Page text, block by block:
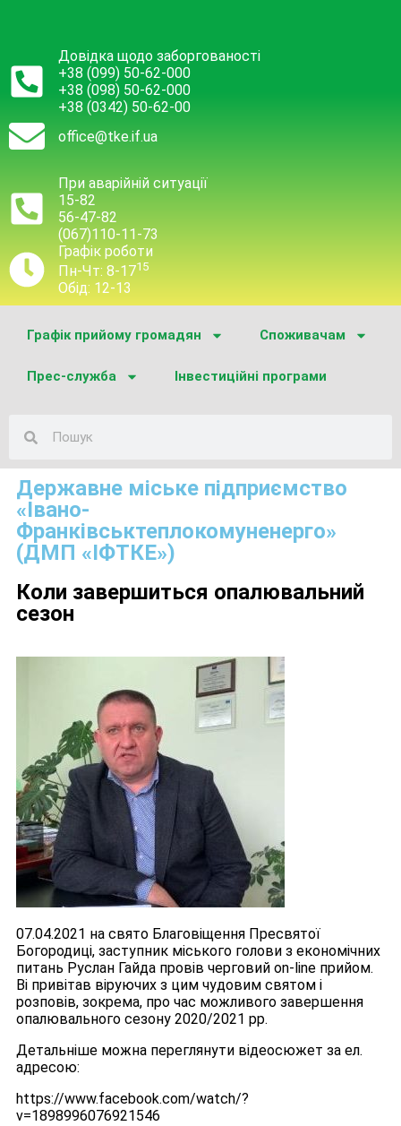
Довідка щодо заборгованості
+38 (099) 50-62-000
+38 (098) 50-62-000
+38 (0342) 50-62-00
office@tke.if.ua
При аварійній ситуації
15-82
56-47-82
(067)110-11-73
Графік роботи
Пн-Чт: 8-1715
Обід: 12-13
Графік прийому громадян Споживачам
Прес-служба Інвестиційні програми
Державне міське підприємство
«Івано-
Франківськтеплокомуненерго»
(ДМП «ІФТКЕ»)
Коли завершиться опалювальний
сезон
07.04.2021 на свято Благовіщення Пресвятої
Богородиці, заступник міського голови з економічних
питань Руслан Гайда провів черговий on-line прийом.
Ві привітав віруючих з цим чудовим святом і
розповів, зокрема, про час можливого завершення
опалювального сезону 2020/2021 рр.
Детальніше можна переглянути відеосюжет за ел.
адресою:
https://www.facebook.com/watch/?
v=1898996076921546